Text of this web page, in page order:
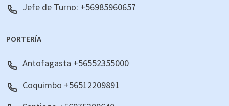
Jefe de Turno: +56985960657
PORTERÍA
Antofagasta +56552355000
Coquimbo +56512209891